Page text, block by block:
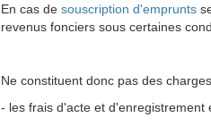
En cas de souscription d'emprunts
revenus fonciers sous certaines
Ne constituent donc pas des
- les frais d'acte et d'enregistrement